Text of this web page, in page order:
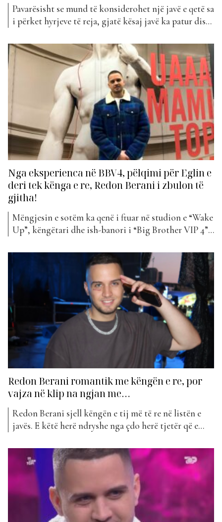
Pavarësisht se mund të konsiderohet një javë e qetë sa
i përket hyrjeve të reja, gjatë kësaj javë ka patur disa
E këtu e kemi fjalën tek pozicionimi në Top 5. Kreu i
javës edhe këtë herë ka mbetur i njëjtë, me Gjestin...
Nga eksperienca në BBV4, pëlqimi për Eglin e
deri tek kënga e re, Redon Berani i zbulon të
gjitha!
Mëngjesin e sotëm ka qenë i ftuar në studion e “Wake
Up”, këngëtari dhe ish-banori i “Big Brother VIP 4”,
eksperiencën e tij në këtë reality show, banorët e tij
të preferuar, por dhe shumë të pathëna të tjera… Si ka
ndryshuar...
Redon Berani romantik me këngën e re, por
vajza në klip na ngjan me…
Redon Berani sjell këngën e tij më të re në listën e
javës. E këtë herë ndryshe nga çdo herë tjetër që e
mban titullin projekti i tij i ri që vjen këtë javë në
klasifikimin e “The Top List”. Te...